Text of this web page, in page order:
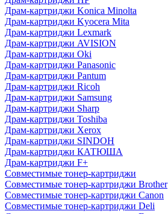
Драм-картриджи Konica Minolta
Драм-картриджи Kyocera Mita
Драм-картриджи Lexmark
Драм-картриджи AVISION
Драм-картриджи Oki
Драм-картриджи Panasonic
Драм-картриджи Pantum
Драм-картриджи Ricoh
Драм-картриджи Samsung
Драм-картриджи Sharp
Драм-картриджи Toshiba
Драм-картриджи Xerox
Драм-картриджи SINDOH
Драм-картриджи КАТЮША
Драм-картриджи F+
Совместимые тонер-картриджи
Совместимые тонер-картриджи Brother
Совместимые тонер-картриджи Canon
Совместимые тонер-картриджи Deli